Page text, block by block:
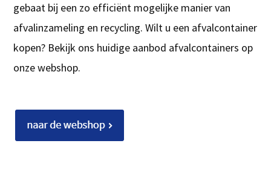
gebaat bij een zo efficiënt mogelijke manier van
afvalinzameling en recycling. Wilt u een afvalcontainer
kopen? Bekijk ons huidige aanbod afvalcontainers op
onze webshop.